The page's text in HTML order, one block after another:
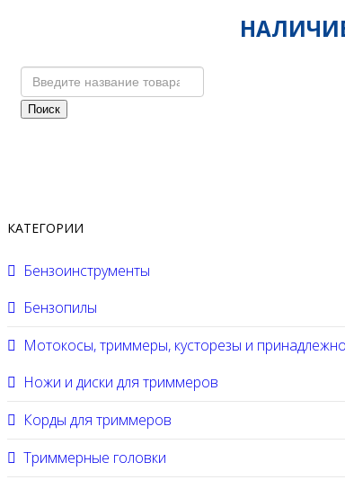
Поиск
КАТЕГОРИИ
Бензоинструменты
Бензопилы
Мотокосы, триммеры, кусторезы и
Ножи и диски для триммеров
Корды для триммеров
Триммерные головки